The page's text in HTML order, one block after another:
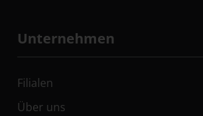
Unternehmen
Filialen
Über uns